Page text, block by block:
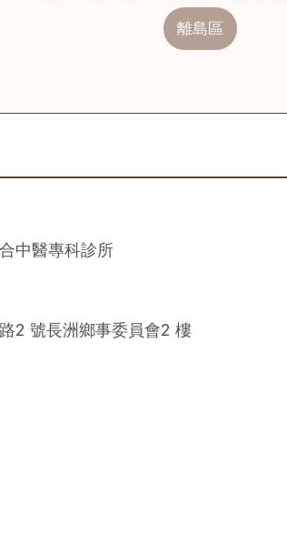
離島區
中醫專科診所
2 號長洲鄉事委員會2 樓